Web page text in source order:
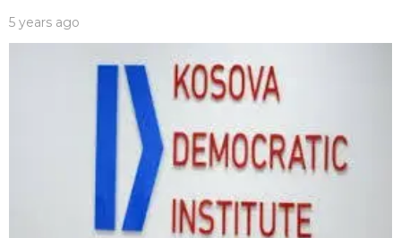
5 years ago